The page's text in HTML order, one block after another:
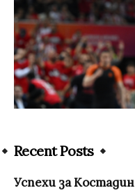
Recent Posts
Успехи за